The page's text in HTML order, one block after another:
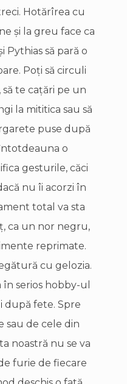
Hotărîrea cu
şi la greu face ca
Pythias să pară o
Poţi să circuli
te caţări pe un
la mititica sau să
puse după
o
gesturile, căci
nu îi acorzi în
total va sta
ca un nor negru,
reprimate.
cu gelozia.
serios hobby-ul
după fete. Spre
sau de cele din
noastră nu se va
furie de fiecare